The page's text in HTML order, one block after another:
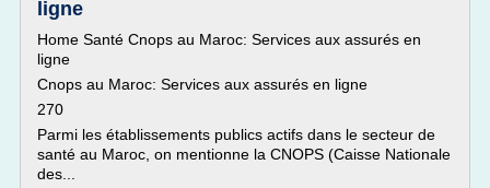
ligne
Home Santé Cnops au Maroc: Services aux assurés en
ligne
Cnops au Maroc: Services aux assurés en ligne
270
Parmi les établissements publics actifs dans le secteur de
santé au Maroc, on mentionne la CNOPS (Caisse Nationale
des...